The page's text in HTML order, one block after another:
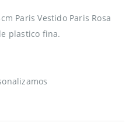
Paris Vestido Paris Rosa
plastico fina.